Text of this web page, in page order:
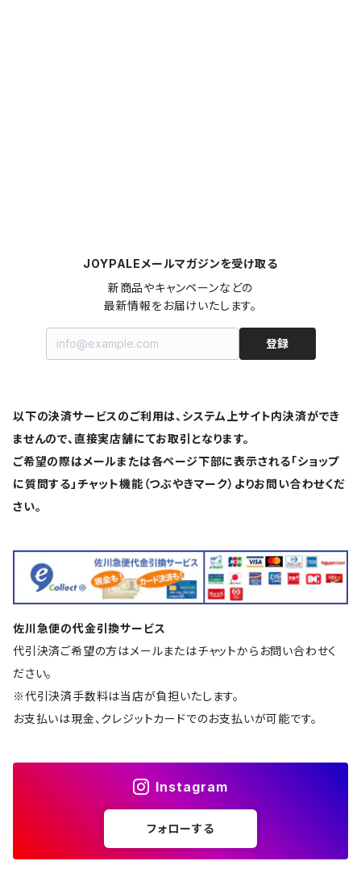
JOYPALEメールマガジンを受け取る
新商品やキャンペーンなどの
最新情報をお届けいたします。
登録
以下の決済サービスのご利用は、システム上サイト内決済ができ
ませんので、直接実店舗にてお取引となります。
ご希望の際はメールまたは各ページ下部に表示される「ショップ
に質問する」チャット機能（つぶやきマーク）よりお問い合わせくだ
さい。
佐川急便の代金引換サービス
代引決済ご希望の方はメールまたはチャットからお問い合わせく
ださい。
※代引決済手数料は当店が負担いたします。
お支払いは現金、クレジットカードでのお支払いが可能です。
Instagram
フォローする